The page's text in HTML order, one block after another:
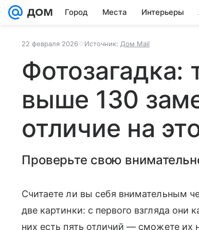
Город Места Интерьеры
22 февраля 2026 Источник: Дом Mail
Фотозагадка:
выше 130
отличие на
Проверьте свою
Считаете ли вы себя внимательным
две картинки: с первого взгляда
них есть пять отличий — сможете их